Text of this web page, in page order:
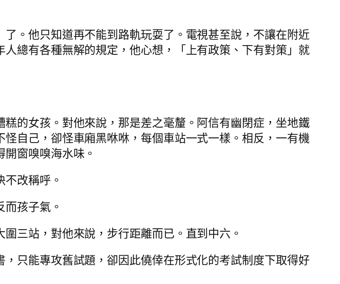
。他只知道再不能到路軌玩耍了。電視甚至說，不讓在附近
總有各種無解的規定，他心想，「上有政策、下有對策」就
的女孩。對他來說，那是差之毫釐。阿信有幽閉症，坐地鐵
自己，卻怪車廂黑咻咻，每個車站一式一樣。相反，一有機
窗嗅嗅海水味。
改稱呼。
孩子氣。
三站，對他來說，步行距離而已。直到中六。
只能專攻舊試題，卻因此僥倖在形式化的考試制度下取得好